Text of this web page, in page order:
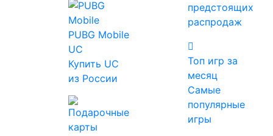
PUBG Mobile
UC
Купить UC
из России
предстоящих
распродаж
Топ игр за
месяц
Самые
популярные
игры
Жанр
Ролевые
Экшены
Инди